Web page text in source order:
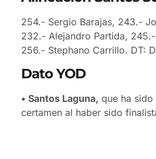
254.- Sergio Barajas, 243.-
232.- Alejandro Partida,
256.- Stephano Carrillo. DT:
Dato YOD
• Santos Laguna, que ha
certamen al haber sido